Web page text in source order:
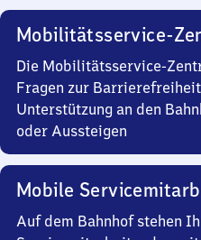
Mobilitätsservice-
Die Mobilitätsservice-
Fragen zur
Unterstützung an den
oder Aussteigen
Mobile
Auf dem Bahnhof stehen